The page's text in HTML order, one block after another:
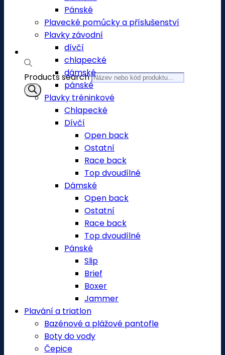
Products search
Pánské
Plavecké pomůcky a příslušenství
Plavky závodní
dívčí
chlapecké
dámské
pánské
Plavky tréninkové
Chlapecké
Dívčí
Open back
Ostatní
Race back
Top dvoudílné
Dámské
Open back
Ostatní
Race back
Top dvoudílné
Pánské
Slip
Brief
Boxer
Jammer
Plavání a triatlon
Bazénové a plážové pantofle
Boty do vody
Čepice